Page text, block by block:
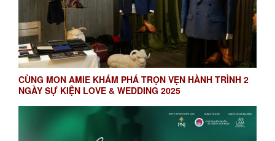
CÙNG MON AMIE KHÁM PHÁ TRỌN VẸN HÀNH TRÌNH 2
NGÀY SỰ KIỆN LOVE & WEDDING 2025